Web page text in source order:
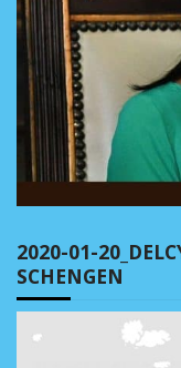
2020-01-
SCHENGEN